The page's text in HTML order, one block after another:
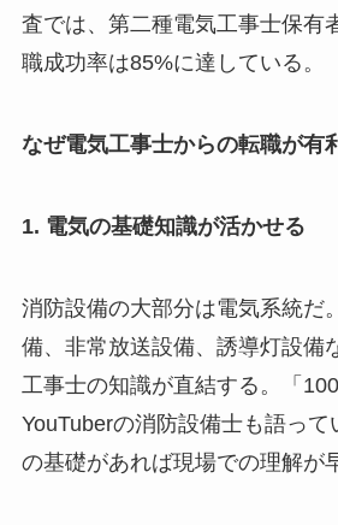
査では、第二種電気工事士保有
職成功率は85%に達している。
なぜ電気工事士からの転職が有
1. 電気の基礎知識が活かせる
消防設備の大部分は電気系統だ
備、非常放送設備、誘導灯設備
工事士の知識が直結する。「
YouTuberの消防設備士も語っ
の基礎があれば現場での理解が